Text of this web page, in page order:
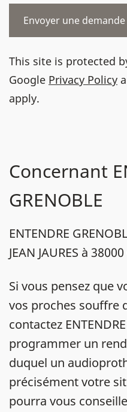
This site is protected
Google Privacy Policy
apply.
Concernant
GRENOBLE
ENTENDRE
JEAN JAURES à
Si vous pensez que
vos proches souffre
contactez
programmer un
duquel un
précisément votre
pourra vous